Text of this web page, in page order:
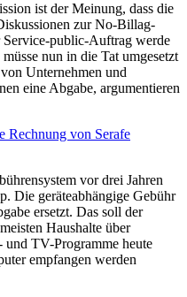
ist der Meinung, dass die
zur No-Billag-
Service-public-Auftrag werde
nun in die Tat umgesetzt
Unternehmen und
eine Abgabe, argumentieren
Rechnung von Serafe
vor drei Jahren
Die geräteabhängige Gebühr
ersetzt. Das soll der
Haushalte über
und TV-Programme heute
empfangen werden